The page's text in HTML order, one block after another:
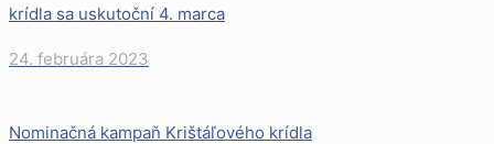
krídla sa uskutoční 4. marca
24. februára 2023
Nominačná kampaň Krištáľového krídla